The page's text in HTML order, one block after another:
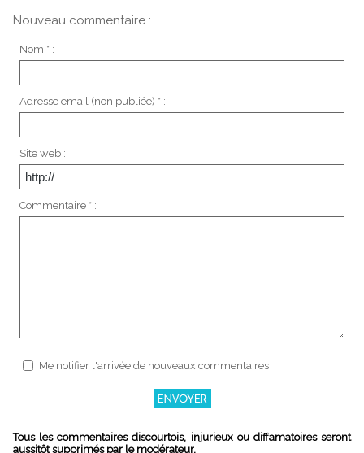
Nouveau commentaire :
Nom * :
Adresse email (non publiée) * :
Site web :
Commentaire * :
Me notifier l'arrivée de nouveaux commentaires
Tous les commentaires discourtois, injurieux ou diffamatoires seront
aussitôt supprimés par le modérateur.